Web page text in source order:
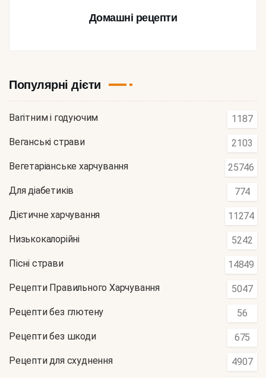
Домашні рецепти
Популярні дієти
Вагітним і годуючим 1187
Веганські страви 2103
Вегетаріанське харчування 25746
Для діабетиків 774
Дієтичне харчування 11274
Низькокалорійні 5242
Пісні страви 14849
Рецепти Правильного Харчування 5047
Рецепти без глютену 56
Рецепти без шкоди 675
Рецепти для схуднення 4907